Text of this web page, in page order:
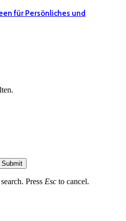
für Persönliches und
Submit
Press Esc to cancel.